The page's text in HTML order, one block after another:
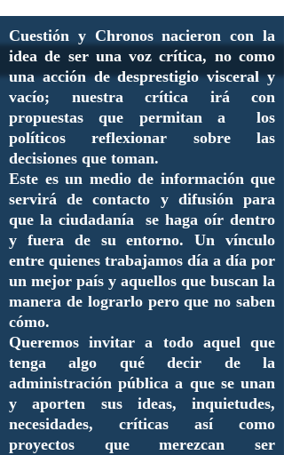
Cuestión y Chronos nacieron con la
idea de ser una voz crítica, no como
una acción de desprestigio visceral y
vacío; nuestra crítica irá con
propuestas que permitan a los
políticos reflexionar sobre las
decisiones que toman.
Este es un medio de información que
servirá de contacto y difusión para
que la ciudadanía se haga oír dentro
y fuera de su entorno. Un vínculo
entre quienes trabajamos día a día por
un mejor país y aquellos que buscan la
manera de lograrlo pero que no saben
cómo.
Queremos invitar a todo aquel que
tenga algo qué decir de la
administración pública a que se unan
y aporten sus ideas, inquietudes,
necesidades, críticas así como
proyectos que merezcan ser